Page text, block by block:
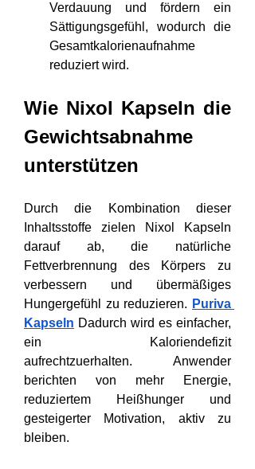
Verdauung und fördern ein
Sättigungsgefühl, wodurch die
Gesamtkalorienaufnahme
reduziert wird.
Wie Nixol Kapseln die
Gewichtsabnahme
unterstützen
Durch die Kombination dieser
Inhaltsstoffe zielen Nixol Kapseln
darauf ab, die natürliche
Fettverbrennung des Körpers zu
verbessern und übermäßiges
Hungergefühl zu reduzieren. Puriva
Kapseln Dadurch wird es einfacher,
ein Kaloriendefizit
aufrechtzuerhalten. Anwender
berichten von mehr Energie,
reduziertem Heißhunger und
gesteigerter Motivation, aktiv zu
bleiben.